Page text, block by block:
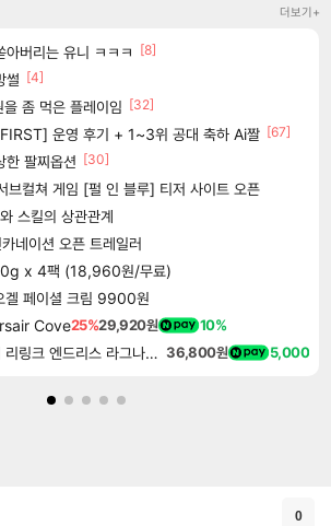
더보기+
아버리는 유니 ㅋㅋㅋ
[8]
썰 [4]
좀 먹은 플레이임 [32]
운영 후기 + 1~3위 공대 축하 Ai짤 [67]
한 팔찌옵션 [30]
브컬쳐 게임 [펄 인 블루] 티저 사이트 오픈
스킬의 상관관계
네이션 오픈 트레일러
x 4팩 (18,960원/무료)
겔 페이셜 크림 9900원
Cove25%29,920원 10%
그랑블루 판타지 리링크 엔드리스 라그나로크 업그레이드 킷 Granblue Fantasy Relink Endless Ragnarok Upgrade Kit DLC 36,800원 5,000
0